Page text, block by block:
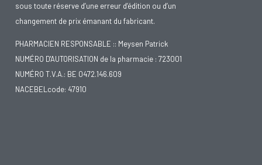
sous toute réserve d’une erreur d’édition ou d’un
changement de prix émanant du fabricant.
PHARMACIEN RESPONSABLE :: Meysen Patrick
NUMÉRO D'AUTORISATION de la pharmacie : 723001
NUMÉRO T.V.A.: BE 0472.146.609
NACEBELcode: 47910